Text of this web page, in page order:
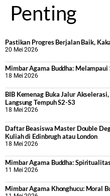
Penting
Pastikan Progres Berjalan Baik,
20 Mei 2026
Mimbar Agama Buddha:
18 Mei 2026
BIB Kemenag Buka Jalur
Langsung Tempuh S2-S3
18 Mei 2026
Daftar Beasiswa Master Double
Kuliah di Edinbrugh atau London
18 Mei 2026
Mimbar Agama Buddha:
11 Mei 2026
Mimbar Agama Khonghucu: Moral